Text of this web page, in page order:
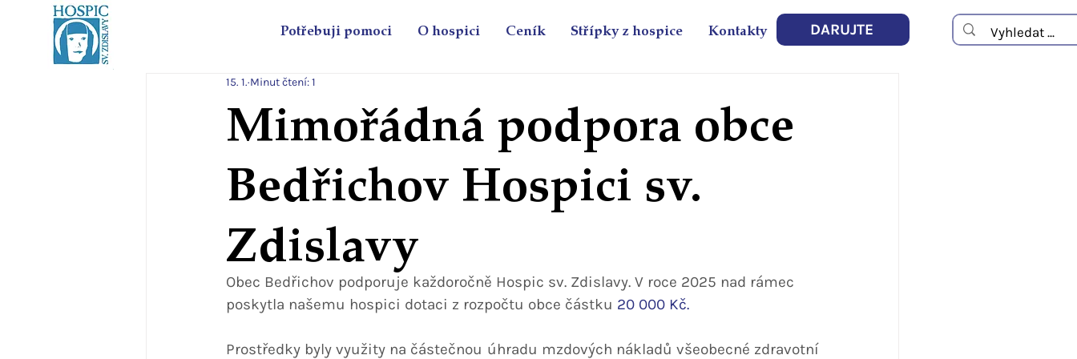
Potřebuji pomoci O hospici Ceník Střípky z hospice Kontakty DARUJTE
Mimořádná podpora obce
Bedřichov Hospici sv.
Zdislavy
15. 1. Minut čtení: 1
Obec Bedřichov podporuje každoročně Hospic sv. Zdislavy. V roce 2025 nad rámec
poskytla našemu hospici dotaci z rozpočtu obce částku 20 000 Kč.
Prostředky byly využity na částečnou úhradu mzdových nákladů všeobecné zdravotní